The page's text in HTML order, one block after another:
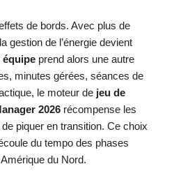
de bords. Avec plus de
gestion de l’énergie devient
équipe prend alors une autre
minutes gérées, séances de
le moteur de jeu de
2026 récompense les
piquer en transition. Ce choix
du tempo des phases
du Nord.